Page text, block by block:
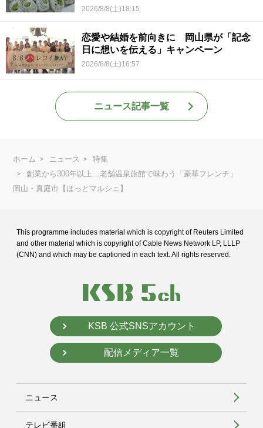
2026/8/8(土)18:15
恋愛や結婚を前向きに 岡山県が「記念
日に想いを伝える」キャンペーン
2026/8/8(土)16:57
ニュース記事一覧
ホーム ニュース
特集
創業から300年以上…老舗温泉旅館で味わう「豪華フレンチ」
岡山・真庭市【ほっとマルシェ】
This programme includes material which is copyright of Reuters Limited
and other material which is copyright of Cable News Network LP, LLLP
(CNN) and which may be captioned in each text. All rights reserved.
KSB 公式SNSアカウント
配信メディア一覧
ニュース
テレビ番組